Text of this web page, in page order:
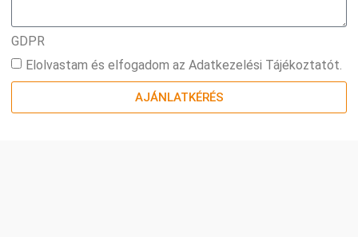
GDPR
Elolvastam és elfogadom az Adatkezelési Tájékoztatót.
AJÁNLATKÉRÉS